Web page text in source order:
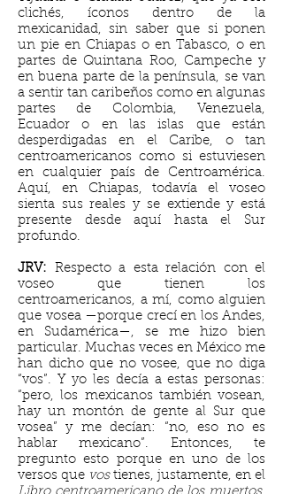
clichés, íconos dentro de la
mexicanidad, sin saber que si ponen
un pie en Chiapas o en Tabasco, o en
partes de Quintana Roo, Campeche y
en buena parte de la península, se van
a sentir tan caribeños como en algunas
partes de Colombia, Venezuela,
Ecuador o en las islas que están
desperdigadas en el Caribe, o tan
centroamericanos como si estuviesen
en cualquier país de Centroamérica.
Aquí, en Chiapas, todavía el voseo
sienta sus reales y se extiende y está
presente desde aquí hasta el Sur
profundo.
JRV: Respecto a esta relación con el
voseo que tienen los
centroamericanos, a mí, como alguien
que vosea —porque crecí en los Andes,
en Sudamérica—, se me hizo bien
particular. Muchas veces en México me
han dicho que no vosee, que no diga
“vos”. Y yo les decía a estas personas:
“pero, los mexicanos también vosean,
hay un montón de gente al Sur que
vosea” y me decían: “no, eso no es
hablar mexicano”. Entonces, te
pregunto esto porque en uno de los
versos que vostienes, justamente, en el